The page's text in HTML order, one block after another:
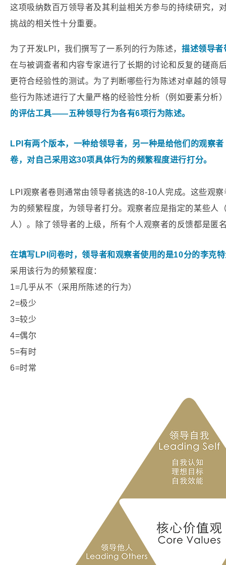
这项吸纳数百万领导者及其利益相关方参与的持续研究，
挑战的相关性十分重要。
为了开发LPI，我们撰写了一系列的行为陈述， 描述领导者
在与被调查者和内容专家进行了长期的讨论和反复的磋商
更符合经验性的测试。为了判断哪些行为陈述对卓越的领
些行为陈述进行了大量严格的经验性分析（例如要素分析
的评估工具——五种领导行为各有6项行为陈述。
LPI有两个版本，一种给领导者，另一种是给他们的观察
卷，对自己采用这30项具体行为的频繁程度进行打分。
LPI观察者卷则通常由领导者挑选的8-10人完成。这些观
为的频繁程度，为领导者打分。观察者应是指定的某些人
人）。除了领导者的上级，所有个人观察者的反馈都是匿
在填写LPI问卷时，领导者和观察者使用的是10分的李克
采用该行为的频繁程度：
1=几乎从不（采用所陈述的行为）
2=极少
3=较少
4=偶尔
5=有时
6=时常